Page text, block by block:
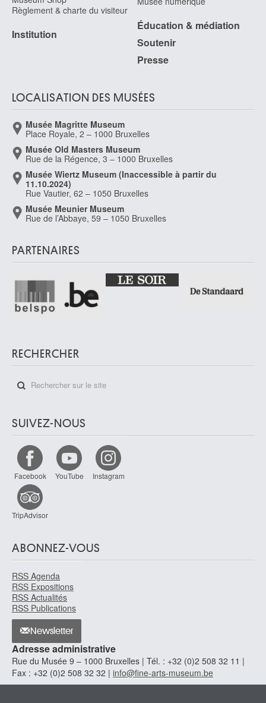
Règlement & charte du visiteur
Institution
Éducation & médiation
Soutenir
Presse
LOCALISATION DES MUSÉES
Musée Magritte Museum
Place Royale, 2 – 1000 Bruxelles
Musée Old Masters Museum
Rue de la Régence, 3 – 1000 Bruxelles
Musée Wiertz Museum (Inaccessible à partir du
11.10.2024)
Rue Vautier, 62 – 1050 Bruxelles
Musée Meunier Museum
Rue de l’Abbaye, 59 – 1050 Bruxelles
PARTENAIRES
RECHERCHER
SUIVEZ-NOUS
Facebook YouTube Instagram
TripAdvisor
ABONNEZ-VOUS
RSS Agenda
RSS Expositions
RSS Actualités
RSS Publications
Newsletter
Adresse administrative
Rue du Musée 9 – 1000 Bruxelles | Tél. : +32 (0)2 508 32 11 |
Fax : +32 (0)2 508 32 32 | info@fine-arts-museum.be